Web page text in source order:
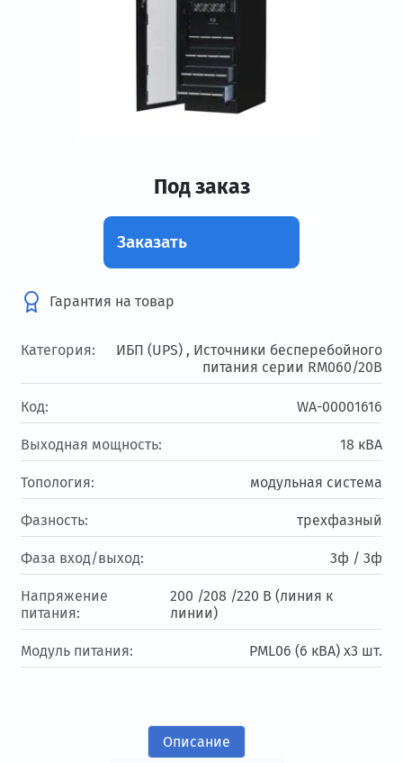
Под заказ
Заказать
Гарантия на товар
Категория: ИБП (UPS) , Источники бесперебойного
питания серии RM060/20B
Код: WA-00001616
Выходная мощность: 18 кВА
Топология: модульная система
Фазность: трехфазный
Фаза вход/выход: 3ф / 3ф
Напряжение
питания:
200 /208 /220 В (линия к
линии)
Модуль питания: PML06 (6 кВА) x3 шт.
Описание